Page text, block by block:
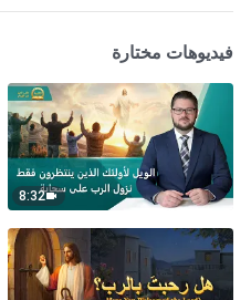
فيديوهات مختارة
8:32